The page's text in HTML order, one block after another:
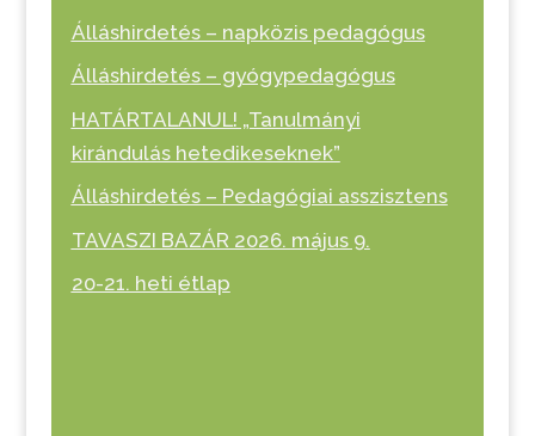
Álláshirdetés – napközis pedagógus
Álláshirdetés – gyógypedagógus
HATÁRTALANUL! „Tanulmányi
kirándulás hetedikeseknek”
Álláshirdetés – Pedagógiai asszisztens
TAVASZI BAZÁR 2026. május 9.
20-21. heti étlap